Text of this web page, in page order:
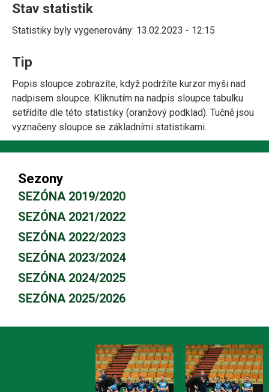
Stav statistik
Statistiky byly vygenerovány: 13.02.2023 - 12:15
Tip
Popis sloupce zobrazíte, když podržíte kurzor myši nad
nadpisem sloupce. Kliknutím na nadpis sloupce tabulku
setřídíte dle této statistiky (oranžový podklad). Tučně jsou
vyznačeny sloupce se základními statistikami.
Sezony
SEZÓNA 2019/2020
SEZÓNA 2021/2022
SEZÓNA 2022/2023
SEZÓNA 2023/2024
SEZÓNA 2024/2025
SEZÓNA 2025/2026